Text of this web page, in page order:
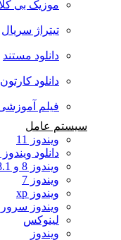
موزیک بی
تیتراژ سریال
دانلود مستند
دانلود
فیلم
سیستم عامل
ویندوز 11
دانلود ویندوز 10
ویندوز 8 و 8.1
ویندوز 7
ویندوز xp
ویندوز سرور
لینوکس
ویندوز